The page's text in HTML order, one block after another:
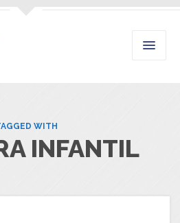
WITH
INFANTIL